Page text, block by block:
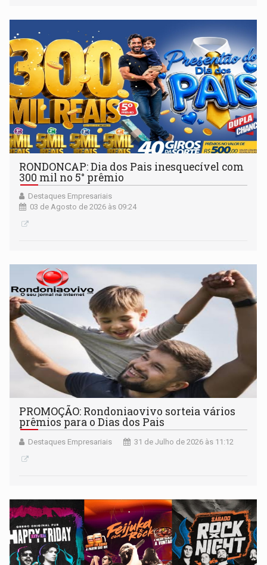
RONDONCAP: Dia dos Pais inesquecível com
300 mil no 5° prêmio
Destaques Empresariais
03 de Agosto de 2026 às 09:24
PROMOÇÃO: Rondoniaovivo sorteia vários
prêmios para o Dias dos Pais
Destaques Empresariais 31 de Julho de 2026 às 11:12